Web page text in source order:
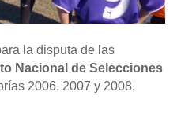
la disputa de las
Nacional de Selecciones
2006, 2007 y 2008,